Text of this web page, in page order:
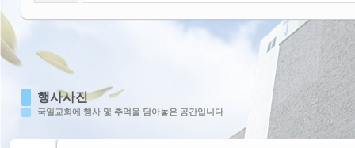
행사사진
국일교회에 행사 및 추억을 담아놓은 공간입니다